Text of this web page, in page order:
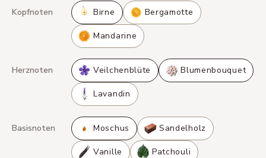
Kopfnoten Birne Bergamotte
Mandarine
Herznoten Veilchenblüte Blumenbouquet
Lavandin
Basisnoten Moschus Sandelholz
Vanille Patchouli